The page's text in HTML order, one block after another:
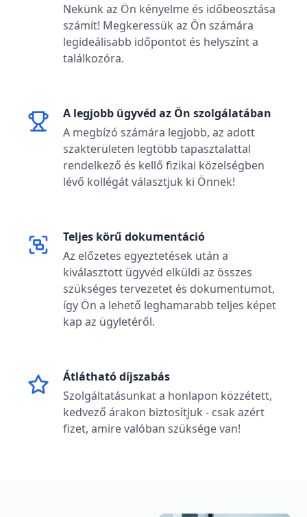
Nekünk az Ön kényelme és időbeosztása
számít! Megkeressük az Ön számára
legideálisabb időpontot és helyszínt a
találkozóra.
A legjobb ügyvéd az Ön szolgálatában
A megbízó számára legjobb, az adott
szakterületen legtöbb tapasztalattal
rendelkező és kellő fizikai közelségben
lévő kollégát választjuk ki Önnek!
Teljes körű dokumentáció
Az előzetes egyeztetések után a
kiválasztott ügyvéd elküldi az összes
szükséges tervezetet és dokumentumot,
így Ön a lehető leghamarabb teljes képet
kap az ügyletéről.
Átlátható díjszabás
Szolgáltatásunkat a honlapon közzétett,
kedvező árakon biztosítjuk - csak azért
fizet, amire valóban szüksége van!